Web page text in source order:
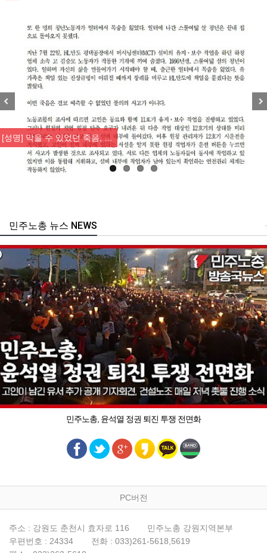
[성명] 막을 수 있었던 죽음, …
주노총 뉴스 NEWS
민주노총, 윤석열 정권 퇴진 투쟁 전면화
PC버전
주소 : 강원도 춘천시 효자로 116
민주노총 강원지역본부
우편번호 : 24334
전화 : 033)261-5618,5619